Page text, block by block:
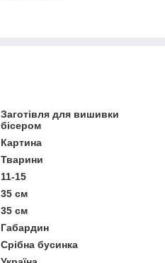
Заготівля для вишивки
бісером
Картина
Тварини
11-15
35 см
35 см
Габардин
Срібна бусинка